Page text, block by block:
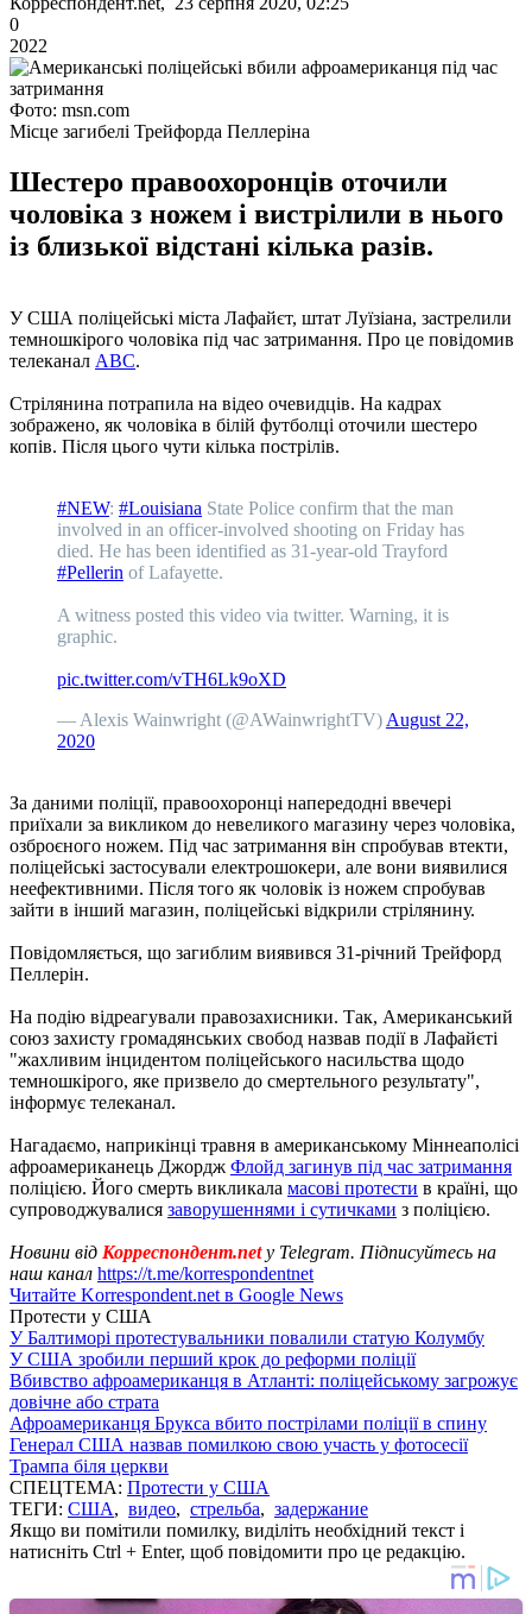
0
2022
Фото: msn.com
Місце загибелі Трейфорда Пеллеріна
Шестеро правоохоронців оточили
чоловіка з ножем і вистрілили в нього
із близької відстані кілька разів.
У США поліцейські міста Лафайєт, штат Луїзіана, застрелили
темношкірого чоловіка під час затримання. Про це повідомив
телеканал ABC.
Стрілянина потрапила на відео очевидців. На кадрах
зображено, як чоловіка в білій футболці оточили шестеро
копів. Після цього чути кілька пострілів.
#NEW: #Louisiana State Police confirm that the man
involved in an officer-involved shooting on Friday has
died. He has been identified as 31-year-old Trayford
#Pellerin of Lafayette.
A witness posted this video via twitter. Warning, it is
graphic.
pic.twitter.com/vTH6Lk9oXD
— Alexis Wainwright (@AWainwrightTV) August 22,
2020
За даними поліції, правоохоронці напередодні ввечері
приїхали за викликом до невеликого магазину через чоловіка,
озброєного ножем. Під час затримання він спробував втекти,
поліцейські застосували електрошокери, але вони виявилися
неефективними. Після того як чоловік із ножем спробував
зайти в інший магазин, поліцейські відкрили стрілянину.
Повідомляється, що загиблим виявився 31-річний Трейфорд
Пеллерін.
На подію відреагували правозахисники. Так, Американський
союз захисту громадянських свобод назвав події в Лафайєті
"жахливим інцидентом поліцейського насильства щодо
темношкірого, яке призвело до смертельного результату",
інформує телеканал.
Нагадаємо, наприкінці травня в американському Міннеаполісі
афроамериканець Джордж Флойд загинув під час затримання
поліцією. Його смерть викликала масові протести в країні, що
супроводжувалися заворушеннями і сутичками з поліцією.
Новини від Корреспондент.net у Telegram. Підписуйтесь на
наш канал https://t.me/korrespondentnet
Читайте Korrespondent.net в Google News
Протести у США
У Балтиморі протестувальники повалили статую Колумбу
У США зробили перший крок до реформи поліції
Вбивство афроамериканця в Атланті: поліцейському загрожує
довічне або страта
Афроамериканця Брукса вбито пострілами поліції в спину
Генерал США назвав помилкою свою участь у фотосесії
Трампа біля церкви
СПЕЦТЕМА: Протести у США
ТЕГИ: США, видео, стрельба, задержание
Якщо ви помітили помилку, виділіть необхідний текст і
натисніть Ctrl + Enter, щоб повідомити про це редакцію.